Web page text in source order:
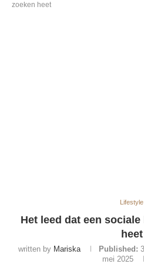
zoeken heet
Lifestyle
Het leed dat een
heet
written by Mariska Published:
mei 2025